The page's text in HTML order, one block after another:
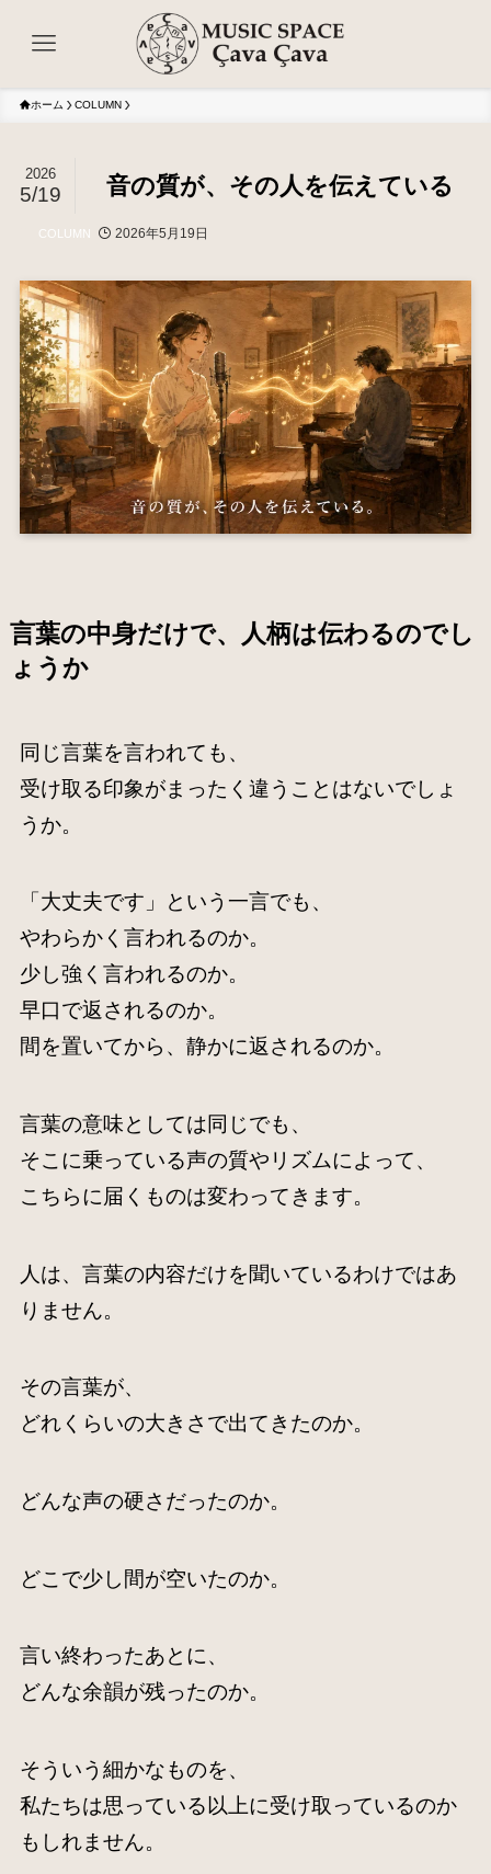
ホーム COLUMN
音の質が、その人を伝えている
2026
5/19
COLUMN 2026年5月19日
言葉の中身だけで、人柄は伝わるのでし
ょうか
同じ言葉を言われても、
受け取る印象がまったく違うことはないでしょ
うか。
「大丈夫です」という一言でも、
やわらかく言われるのか。
少し強く言われるのか。
早口で返されるのか。
間を置いてから、静かに返されるのか。
言葉の意味としては同じでも、
そこに乗っている声の質やリズムによって、
こちらに届くものは変わってきます。
人は、言葉の内容だけを聞いているわけではあ
りません。
その言葉が、
どれくらいの大きさで出てきたのか。
どんな声の硬さだったのか。
どこで少し間が空いたのか。
言い終わったあとに、
どんな余韻が残ったのか。
そういう細かなものを、
私たちは思っている以上に受け取っているのか
もしれません。